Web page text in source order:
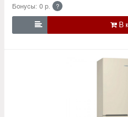
Бонусы: 0 р. ?
